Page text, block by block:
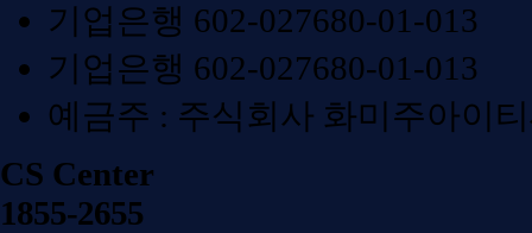
기업은행 602-027680-01-013
기업은행 602-027680-01-013
예금주 : 주식회사 화미주아이
CS Center
1855-2655